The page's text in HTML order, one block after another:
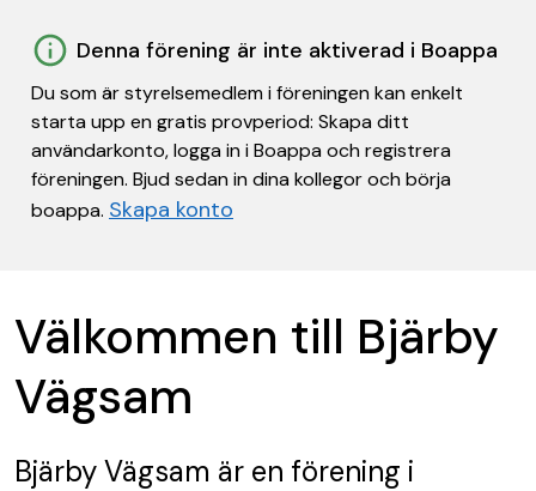
Denna förening är inte aktiverad i Boappa
Du som är styrelsemedlem i föreningen kan enkelt
starta upp en gratis provperiod: Skapa ditt
användarkonto, logga in i Boappa och registrera
föreningen. Bjud sedan in dina kollegor och börja
boappa. Skapa konto
Välkommen till Bjärby
Vägsam
Bjärby Vägsam är en förening i